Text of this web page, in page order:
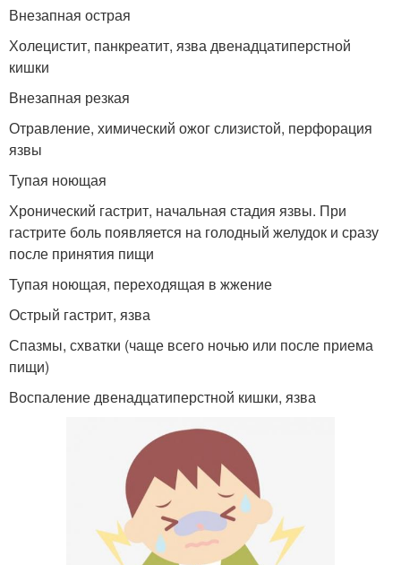
Внезапная острая
Холецистит, панкреатит, язва двенадцатиперстной
кишки
Внезапная резкая
Отравление, химический ожог слизистой, перфорация
язвы
Тупая ноющая
Хронический гастрит, начальная стадия язвы. При
гастрите боль появляется на голодный желудок и сразу
после принятия пищи
Тупая ноющая, переходящая в жжение
Острый гастрит, язва
Спазмы, схватки (чаще всего ночью или после приема
пищи)
Воспаление двенадцатиперстной кишки, язва